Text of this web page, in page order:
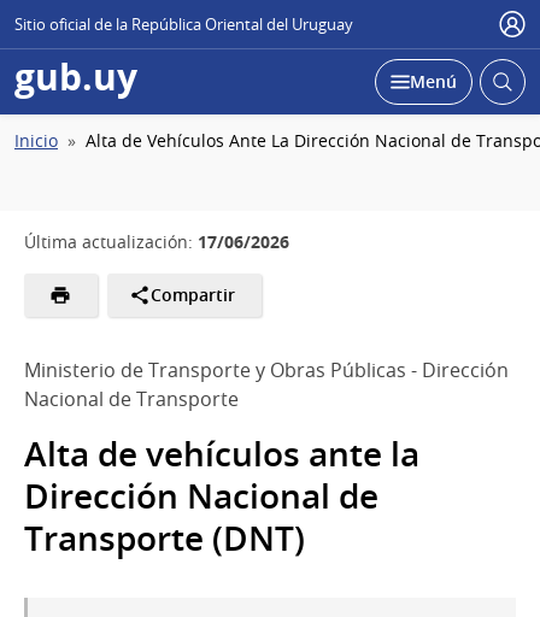
Sitio oficial de la República Oriental del Uruguay
gub.uy Desplegar
Menú Abrir
Ruta
Inicio Alta de Vehículos Ante La Dirección Nacional de
Última actualización: 17/06/2026
Compartir
Ministerio de Transporte y Obras Públicas - Dirección
Nacional de Transporte
Alta de vehículos ante la
Dirección Nacional de
Transporte (DNT)